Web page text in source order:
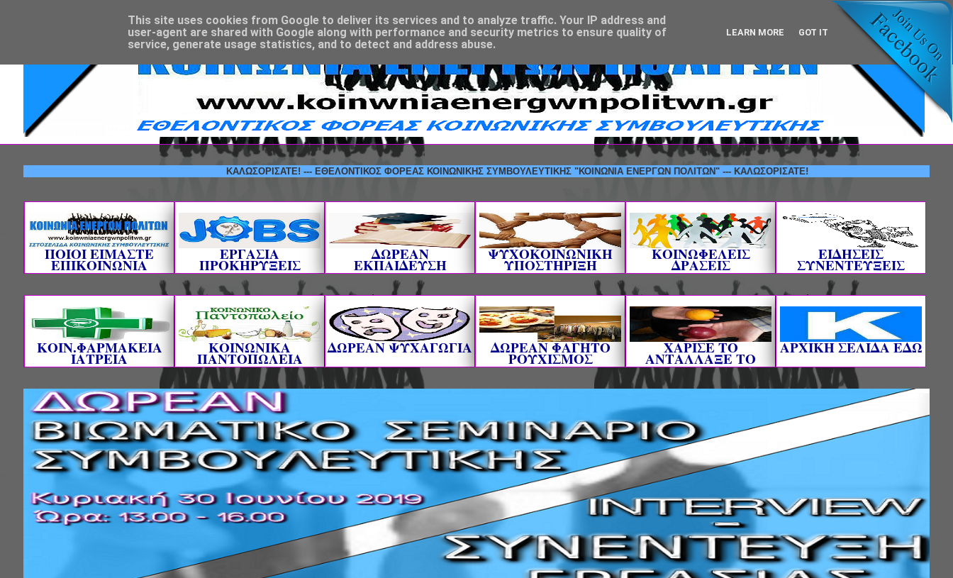
ΚΑΛΩΣΟΡΙΣΑΤΕ! --- ΕΘΕΛΟΝΤΙΚΟΣ ΦΟΡΕΑΣ ΚΟΙΝΩΝΙΚΗΣ ΣΥΜΒΟΥΛΕΥΤΙΚΗΣ "ΚΟΙΝΩΝΙΑ ΕΝΕΡΓΩΝ ΠΟΛΙΤΩΝ" --- ΚΑΛΩΣΟΡΙΣΑΤΕ!
ΠΟΙΟΙ ΕΙΜΑΣΤΕ
ΕΠΙΚΟΙΝΩΝΙΑ
ΕΡΓΑΣΙΑ
ΠΡΟΚΗΡΥΞΕΙΣ
ΔΩΡΕΑΝ
ΕΚΠΑΙΔΕΥΣΗ
ΨΥΧΟΚΟΙΝΩΝΙΚΗ
ΥΠΟΣΤΗΡΙΞΗ
ΚΟΙΝΩΦΕΛΕΙΣ
ΔΡΑΣΕΙΣ
ΕΙΔΗΣΕΙΣ
ΣΥΝΕΝΤΕΥΞΕΙΣ
ΚΟΙΝ.ΦΑΡΜΑΚΕΙΑ
ΙΑΤΡΕΙΑ
ΚΟΙΝΩΝΙΚΑ
ΠΑΝΤΟΠΩΛΕΙΑ
ΔΩΡΕΑΝ ΨΥΧΑΓΩΓΙΑ ΔΩΡΕΑΝ ΦΑΓΗΤΟ
ΡΟΥΧΙΣΜΟΣ
ΧΑΡΙΣΕ ΤΟ
ΑΝΤΑΛΛΑΞΕ ΤΟ
AΡΧΙΚΗ ΣΕΛΙΔΑ ΕΔΩ
This site uses cookies from Google to deliver its services and to analyze traffic. Your IP address and
user-agent are shared with Google along with performance and security metrics to ensure quality of
service, generate usage statistics, and to detect and address abuse.
LEARN MORE GOT IT